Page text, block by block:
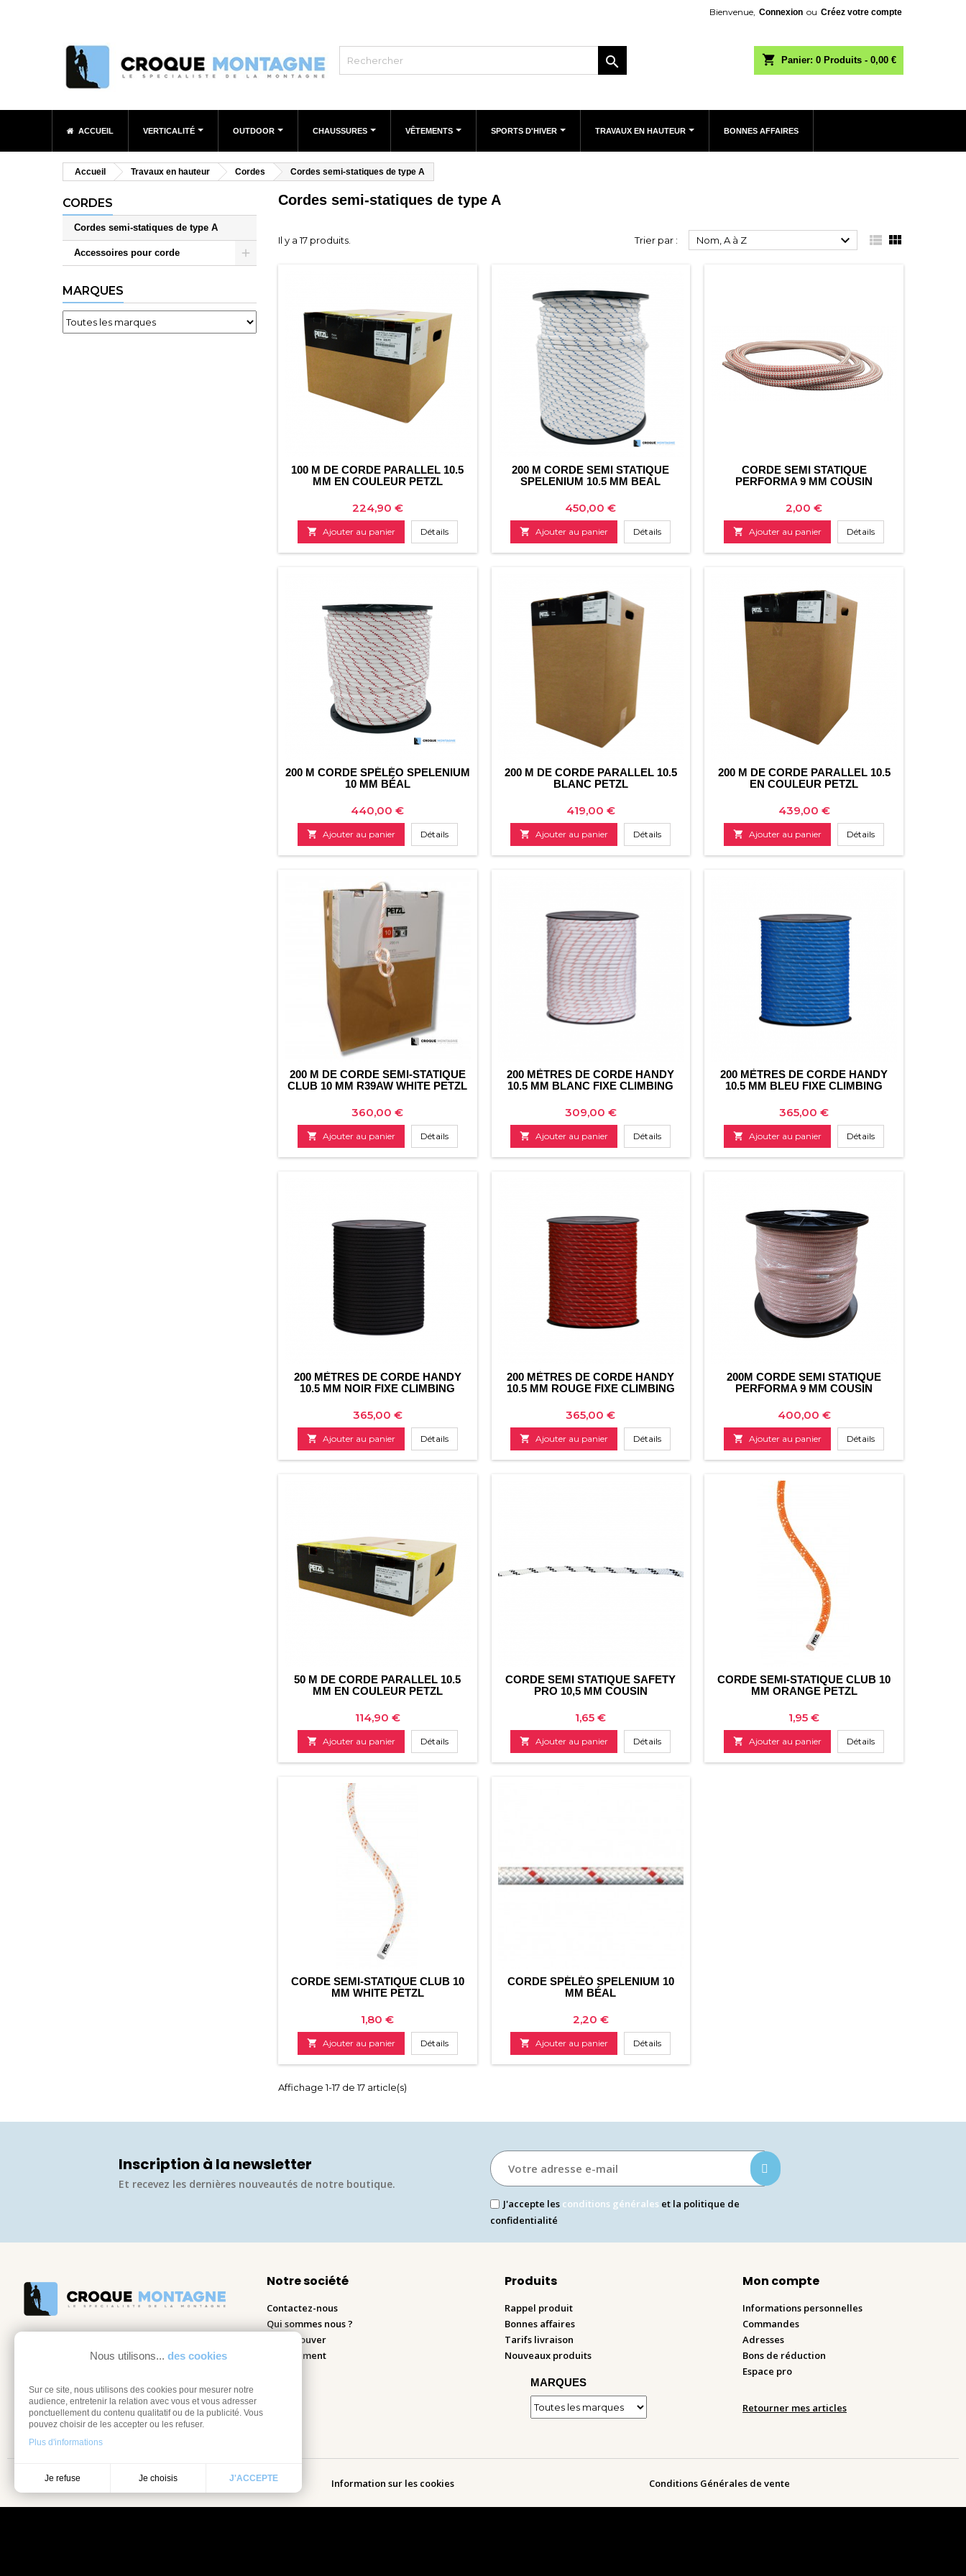
Bienvenue, Connexion ou Créez votre compte
shopping_cart Panier: 0 Produits - 0,00 €

Nous utilisons... des cookies
Sur ce site, nous utilisons des cookies pour mesurer notre
audience, entretenir la relation avec vous et vous adresser
ponctuellement du contenu qualitatif ou de la publicité. Vous
pouvez choisir de les accepter ou les refuser.
Plus d'informations
Je refuse Je choisis J'ACCEPTE
ACCUEIL VERTICALITÉ OUTDOOR CHAUSSURES VÊTEMENTS SPORTS D'HIVER TRAVAUX EN HAUTEUR BONNES AFFAIRES
Accueil Travaux en hauteur Cordes Cordes semi-statiques de type A
CORDES
Cordes semi-statiques de type A
Accessoires pour corde
MARQUES
Cordes semi-statiques de type A
Il y a 17 produits. Trier par : Nom, A à Z   
100 M DE CORDE PARALLEL 10.5
MM EN COULEUR PETZL
Prix
224,90 €
 Ajouter au panier Détails
200 M CORDE SEMI STATIQUE
SPELENIUM 10.5 MM BEAL
Prix
450,00 €
 Ajouter au panier Détails
CORDE SEMI STATIQUE
PERFORMA 9 MM COUSIN
Prix
2,00 €
 Ajouter au panier Détails
200 M CORDE SPÉLÉO SPELENIUM
10 MM BÉAL
Prix
440,00 €
 Ajouter au panier Détails
200 M DE CORDE PARALLEL 10.5
BLANC PETZL
Prix
419,00 €
 Ajouter au panier Détails
200 M DE CORDE PARALLEL 10.5
EN COULEUR PETZL
Prix
439,00 €
 Ajouter au panier Détails
200 M DE CORDE SEMI-STATIQUE
CLUB 10 MM R39AW WHITE PETZL
Prix
360,00 €
 Ajouter au panier Détails
200 MÈTRES DE CORDE HANDY
10.5 MM BLANC FIXE CLIMBING
Prix
309,00 €
 Ajouter au panier Détails
200 MÈTRES DE CORDE HANDY
10.5 MM BLEU FIXE CLIMBING
Prix
365,00 €
 Ajouter au panier Détails
200 MÈTRES DE CORDE HANDY
10.5 MM NOIR FIXE CLIMBING
Prix
365,00 €
 Ajouter au panier Détails
200 MÈTRES DE CORDE HANDY
10.5 MM ROUGE FIXE CLIMBING
Prix
365,00 €
 Ajouter au panier Détails
200M CORDE SEMI STATIQUE
PERFORMA 9 MM COUSIN
Prix
400,00 €
 Ajouter au panier Détails
50 M DE CORDE PARALLEL 10.5
MM EN COULEUR PETZL
Prix
114,90 €
 Ajouter au panier Détails
CORDE SEMI STATIQUE SAFETY
PRO 10,5 MM COUSIN
Prix
1,65 €
 Ajouter au panier Détails
CORDE SEMI-STATIQUE CLUB 10
MM ORANGE PETZL
Prix
1,95 €
 Ajouter au panier Détails
CORDE SEMI-STATIQUE CLUB 10
MM WHITE PETZL
Prix
1,80 €
 Ajouter au panier Détails
CORDE SPÉLÉO SPELENIUM 10
MM BÉAL
Prix
2,20 €
 Ajouter au panier Détails
Affichage 1-17 de 17 article(s)
Inscription à la newsletter
Et recevez les dernières nouveautés de notre boutique.​
J'accepte les conditions générales et la politique de
confidentialité
Notre société
Contactez-nous
Qui sommes nous ?
Nous trouver
Recrutement
Produits
Rappel produit
Bonnes affaires
Tarifs livraison
Nouveaux produits
MARQUES
Mon compte
Informations personnelles
Commandes
Adresses
Bons de réduction
Espace pro
Retourner mes articles
Mentions légales Information sur les cookies Conditions Générales de vente